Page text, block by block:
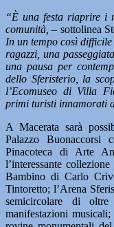
“È una festa riaprire i
comunità, – sottolinea
In un tempo così
ragazzi, una
una pausa per
dello Sferisterio, la
l’Ecomuseo di Villa
primi turisti innamorati
A Macerata sarà
Palazzo Buonaccorsi
Pinacoteca di Arte
l’interessante
Bambino di Carlo
Tintoretto; l’Arena
semicircolare di
manifestazioni